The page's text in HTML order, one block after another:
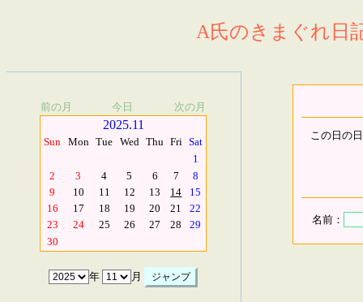
A氏のきまぐれ日
前の月 今日 次の月
2025.11
Sun Mon Tue Wed Thu Fri Sat
1
2
3 4 5 6 7
8
9
10 11 12 13 14
15
16
17 18 19 20 21
22
23
24 25 26 27 28
29
30
年 月
この日の
名前：